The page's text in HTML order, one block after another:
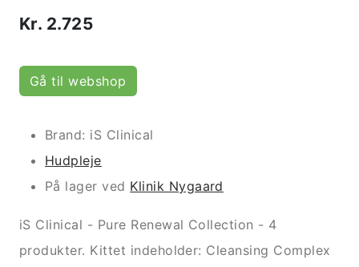
Kr. 2.725
Gå til webshop
Brand: iS Clinical
Hudpleje
På lager ved Klinik Nygaard
iS Clinical - Pure Renewal Collection - 4
produkter. Kittet indeholder: Cleansing Complex